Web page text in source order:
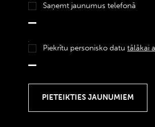
Saņemt jaunumus telefonā
Piekrītu personisko datu tālākai